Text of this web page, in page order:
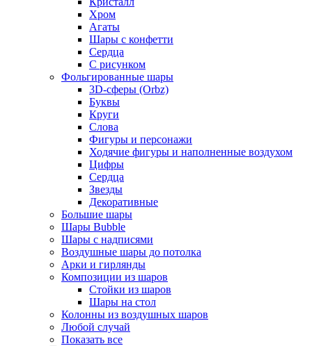
Хром
Агаты
Шары с конфетти
Сердца
С рисунком
Фольгированные шары
3D-сферы (Orbz)
Буквы
Круги
Слова
Фигуры и персонажи
Ходячие фигуры и наполненные воздухом
Цифры
Сердца
Звезды
Декоративные
Большие шары
Шары Bubble
Шары с надписями
Воздушные шары до потолка
Арки и гирлянды
Композиции из шаров
Стойки из шаров
Шары на стол
Колонны из воздушных шаров
Любой случай
Показать все